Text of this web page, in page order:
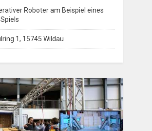
Roboter am Beispiel eines
1, 15745 Wildau